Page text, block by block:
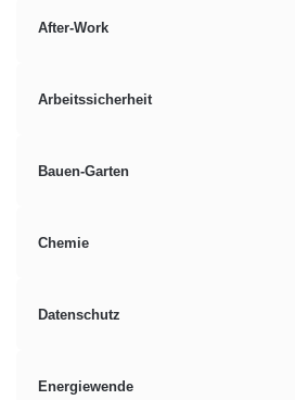
After-Work
Arbeitssicherheit
Bauen-Garten
Chemie
Datenschutz
Energiewende